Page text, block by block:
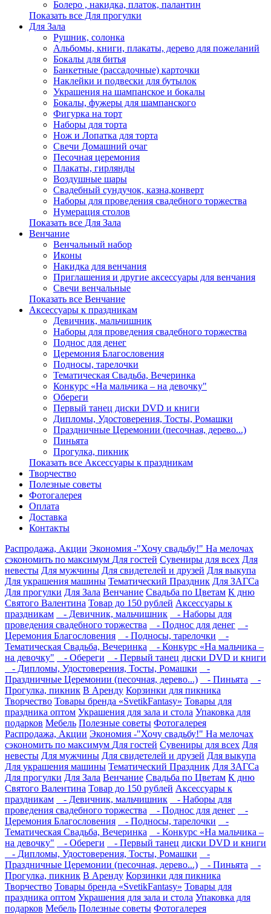
Болеро , накидка, платок, палантин
Показать все Для прогулки
Для Зала
Рушник, солонка
Альбомы, книги, плакаты, дерево для пожеланий
Бокалы для битья
Банкетные (рассадочные) карточки
Наклейки и подвески для бутылок
Украшения на шампанское и бокалы
Бокалы, фужеры для шампанского
Фигурка на торт
Наборы для торта
Нож и Лопатка для торта
Свечи Домашний очаг
Песочная церемония
Плакаты, гирлянды
Воздушные шары
Свадебный сундучок, казна,конверт
Наборы для проведения свадебного торжества
Нумерация столов
Показать все Для Зала
Венчание
Венчальный набор
Иконы
Накидка для венчания
Приглашения и другие аксессуары для венчания
Свечи венчальные
Показать все Венчание
Аксессуары к праздникам
Девичник, мальчишник
Наборы для проведения свадебного торжества
Поднос для денег
Церемония Благословения
Подносы, тарелочки
Тематическая Свадьба, Вечеринка
Конкурс «На мальчика – на девочку"
Обереги
Первый танец диски DVD и книги
Дипломы, Удостоверения, Тосты, Ромашки
Праздничные Церемонии (песочная, дерево...)
Пиньята
Прогулка, пикник
Показать все Аксессуары к праздникам
Творчество
Полезные советы
Фотогалерея
Оплата
Доставка
Контакты
Распродажа, Акции Экономия -"Хочу свадьбу!" На мелочах
сэкономить по максимум Для гостей Сувениры для всех Для
невесты Для мужчины Для свидетелей и друзей Для выкупа
Для украшения машины Тематический Праздник Для ЗАГСа
Для прогулки Для Зала Венчание Свадьба по Цветам К дню
Святого Валентина Товар до 150 рублей Аксессуары к
праздникам
- Девичник, мальчишник
- Наборы для
проведения свадебного торжества
- Поднос для денег
-
Церемония Благословения
- Подносы, тарелочки
-
Тематическая Свадьба, Вечеринка
- Конкурс «На мальчика –
на девочку"
- Обереги
- Первый танец диски DVD и книги
- Дипломы, Удостоверения, Тосты, Ромашки
-
Праздничные Церемонии (песочная, дерево...)
- Пиньята
-
Прогулка, пикник В Аренду Корзинки для пикника
Творчество Товары бренда «SvetikFantasy» Товары для
праздника оптом Украшения для зала и стола Упаковка для
подарков Мебель Полезные советы Фотогалерея
Распродажа, Акции Экономия -"Хочу свадьбу!" На мелочах
сэкономить по максимум Для гостей Сувениры для всех Для
невесты Для мужчины Для свидетелей и друзей Для выкупа
Для украшения машины Тематический Праздник Для ЗАГСа
Для прогулки Для Зала Венчание Свадьба по Цветам К дню
Святого Валентина Товар до 150 рублей Аксессуары к
праздникам
- Девичник, мальчишник
- Наборы для
проведения свадебного торжества
- Поднос для денег
-
Церемония Благословения
- Подносы, тарелочки
-
Тематическая Свадьба, Вечеринка
- Конкурс «На мальчика –
на девочку"
- Обереги
- Первый танец диски DVD и книги
- Дипломы, Удостоверения, Тосты, Ромашки
-
Праздничные Церемонии (песочная, дерево...)
- Пиньята
-
Прогулка, пикник В Аренду Корзинки для пикника
Творчество Товары бренда «SvetikFantasy» Товары для
праздника оптом Украшения для зала и стола Упаковка для
подарков Мебель Полезные советы Фотогалерея